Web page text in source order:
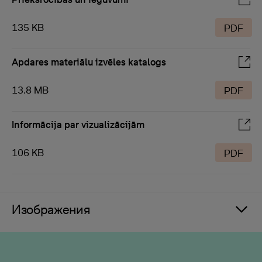
135 KB PDF
Apdares materiālu izvēles katalogs
13.8 MB PDF
Informācija par vizualizācijām
106 KB PDF
Изображения